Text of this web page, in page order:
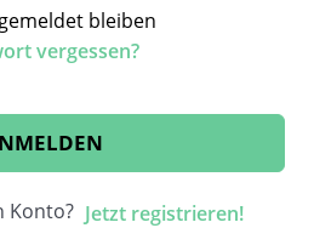
bleiben
vergessen?
Konto? Jetzt registrieren!